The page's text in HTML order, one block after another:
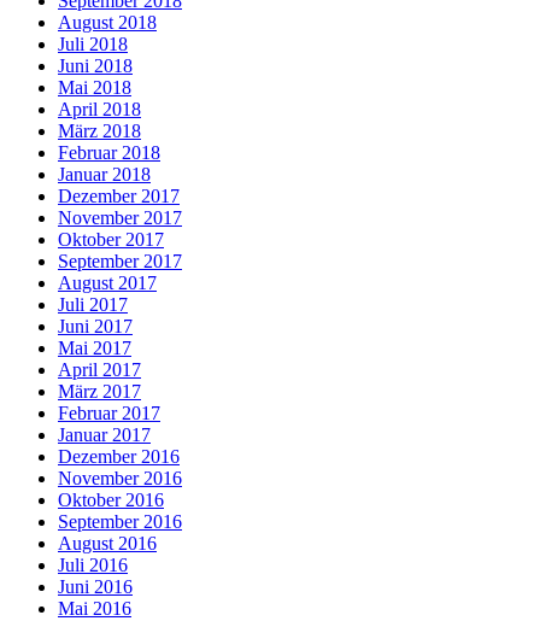
August 2018
Juli 2018
Juni 2018
Mai 2018
April 2018
März 2018
Februar 2018
Januar 2018
Dezember 2017
November 2017
Oktober 2017
September 2017
August 2017
Juli 2017
Juni 2017
Mai 2017
April 2017
März 2017
Februar 2017
Januar 2017
Dezember 2016
November 2016
Oktober 2016
September 2016
August 2016
Juli 2016
Juni 2016
Mai 2016